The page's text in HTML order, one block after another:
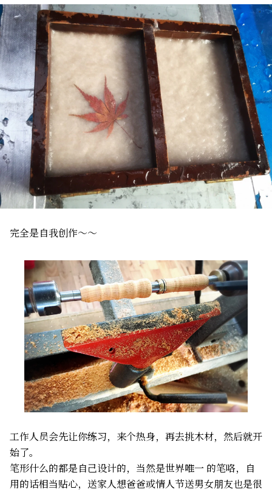
完全是自我创作～～
工作人员会先让你练习，来个热身，再去挑木材，然后就开
始了。
笔形什么的都是自己设计的，当然是世界唯一 的笔咯，自
用的话相当贴心，送家人想爸爸或情人节送男女朋友也是很